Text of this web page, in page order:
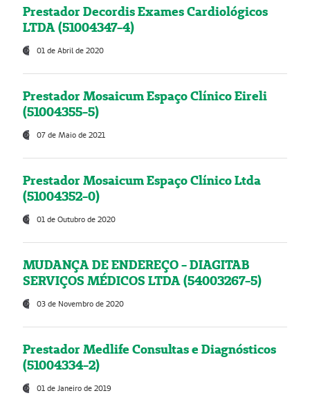
Prestador Decordis Exames Cardiológicos
LTDA (51004347-4)
01 de Abril de 2020
Prestador Mosaicum Espaço Clínico Eireli
(51004355-5)
07 de Maio de 2021
Prestador Mosaicum Espaço Clínico Ltda
(51004352-0)
01 de Outubro de 2020
MUDANÇA DE ENDEREÇO - DIAGITAB
SERVIÇOS MÉDICOS LTDA (54003267-5)
03 de Novembro de 2020
Prestador Medlife Consultas e Diagnósticos
(51004334-2)
01 de Janeiro de 2019